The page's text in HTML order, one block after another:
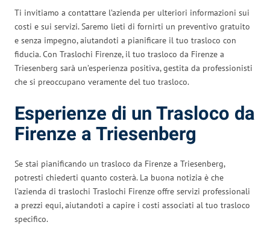
Ti invitiamo a contattare l’azienda per ulteriori informazioni sui
costi e sui servizi. Saremo lieti di fornirti un preventivo gratuito
e senza impegno, aiutandoti a pianificare il tuo trasloco con
fiducia. Con Traslochi Firenze, il tuo trasloco da Firenze a
Triesenberg sarà un’esperienza positiva, gestita da professionisti
che si preoccupano veramente del tuo trasloco.
Esperienze di un Trasloco da
Firenze a Triesenberg
Se stai pianificando un trasloco da Firenze a Triesenberg,
potresti chiederti quanto costerà. La buona notizia è che
l’azienda di traslochi Traslochi Firenze offre servizi professionali
a prezzi equi, aiutandoti a capire i costi associati al tuo trasloco
specifico.